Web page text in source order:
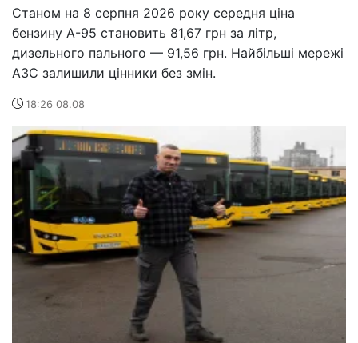
Станом на 8 серпня 2026 року середня ціна
бензину А-95 становить 81,67 грн за літр,
дизельного пального — 91,56 грн. Найбільші мережі
АЗС залишили цінники без змін.
18:26 08.08